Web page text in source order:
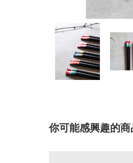
你可能感興趣的商